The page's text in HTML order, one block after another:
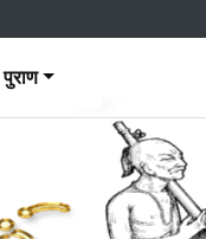
पुराण